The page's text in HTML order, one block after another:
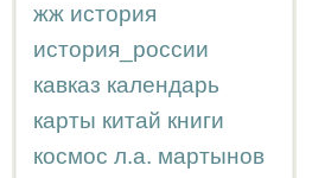
жж история
история_россии
кавказ календарь
карты китай книги
космос л.а. мартынов